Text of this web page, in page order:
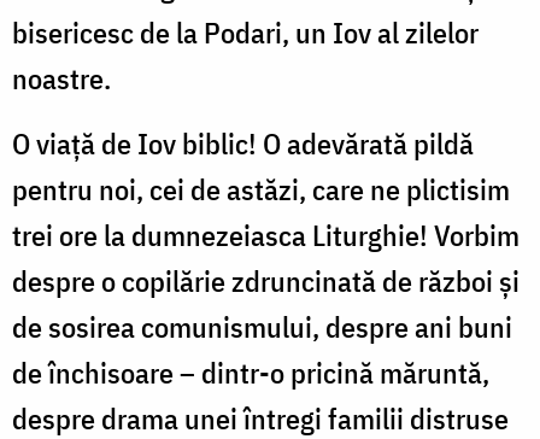
bisericesc de la Podari, un Iov al zilelor
noastre.
O viață de Iov biblic! O adevărată pildă
pentru noi, cei de astăzi, care ne plictisim
trei ore la dumnezeiasca Liturghie! Vorbim
despre o copilărie zdruncinată de război și
de sosirea comunismului, despre ani buni
de închisoare – dintr-o pricină măruntă,
despre drama unei întregi familii distruse